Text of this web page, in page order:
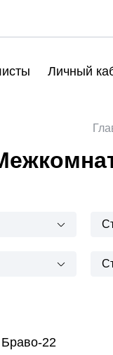
Личный
Браво-22